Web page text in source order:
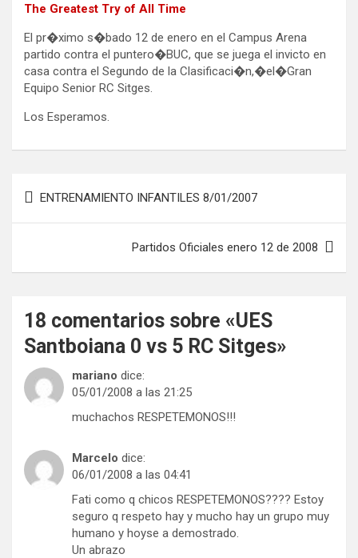
The Greatest Try of All Time
El pr�ximo s�bado 12 de enero en el Campus Arena
partido contra el puntero�BUC, que se juega el invicto en
casa contra el Segundo de la Clasificaci�n,�el�Gran
Equipo Senior RC Sitges.
Los Esperamos.
Navegación
ENTRENAMIENTO INFANTILES 8/01/2007
Partidos Oficiales enero 12 de 2008
18 comentarios sobre «UES
Santboiana 0 vs 5 RC Sitges»
mariano dice:
05/01/2008 a las 21:25
muchachos RESPETEMONOS!!!
Marcelo dice:
06/01/2008 a las 04:41
Fati como q chicos RESPETEMONOS???? Estoy
seguro q respeto hay y mucho hay un grupo muy
humano y hoyse a demostrado.
Un abrazo